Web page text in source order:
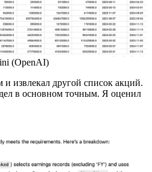
(OpenAI)
извлекал другой список акций.
в основном точным. Я оценил